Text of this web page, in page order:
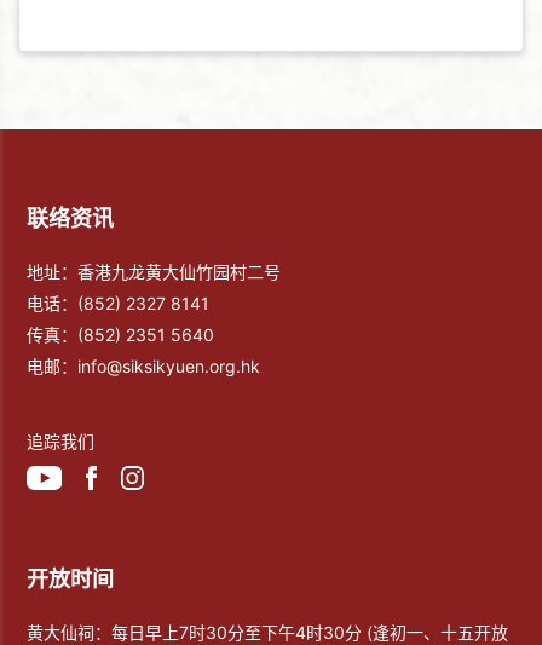
联络资讯
地址：香港九龙黄大仙竹园村二号
电话： (852) 2327 8141
传真： (852) 2351 5640
电邮： info@siksikyuen.org.hk
追踪我们
开放时间
黄大仙祠：每日早上7时30分至下午4时30分 (逢初一、十五开放